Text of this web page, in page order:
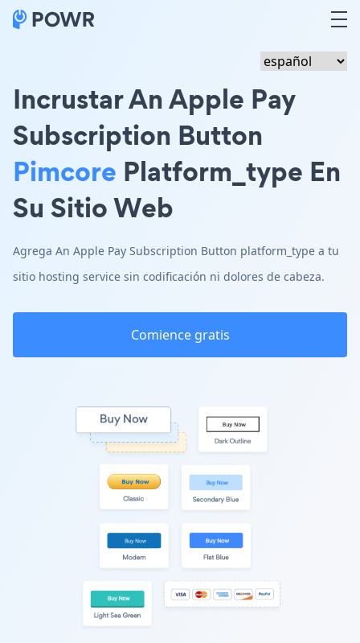
Incrustar An Apple Pay
Subscription Button
Pimcore Platform_type En
Su Sitio Web
Agrega An Apple Pay Subscription Button platform_type a tu
sitio hosting service sin codificación ni dolores de cabeza.
Comience gratis